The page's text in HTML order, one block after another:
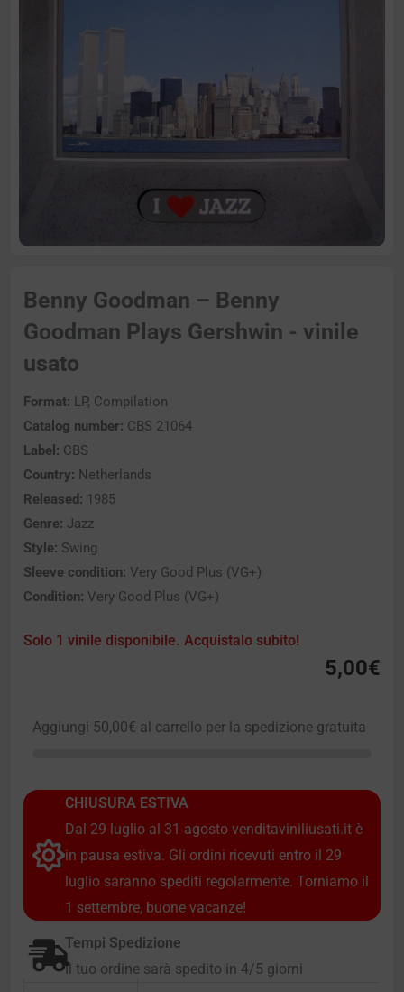
Benny Goodman – Benny
Goodman Plays Gershwin - vinile
usato
Format: LP, Compilation
Catalog number: CBS 21064
Label: CBS
Country: Netherlands
Released: 1985
Genre: Jazz
Style: Swing
Sleeve condition: Very Good Plus (VG+)
Condition: Very Good Plus (VG+)
Solo 1 vinile disponibile. Acquistalo subito!
5,00€
Aggiungi 50,00€ al carrello per la spedizione gratuita
CHIUSURA ESTIVA
Dal 29 luglio al 31 agosto venditaviniliusati.it è
in pausa estiva. Gli ordini ricevuti entro il 29
luglio saranno spediti regolarmente. Torniamo il
1 settembre, buone vacanze!
Tempi Spedizione
Il tuo ordine sarà spedito in 4/5 giorni